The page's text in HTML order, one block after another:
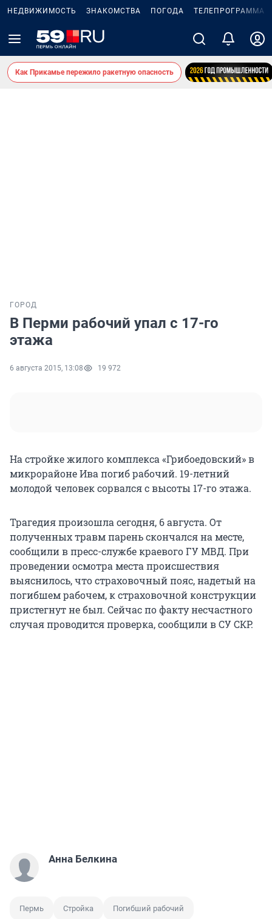
НЕДВИЖИМОСТЬ ЗНАКОМСТВА ПОГОДА ТЕЛЕПРОГРАММА
Как Прикамье пережило ракетную опасность
ГОРОД
В Перми рабочий упал с 17-го
этажа
6 августа 2015, 13:08 19 972
На стройке жилого комплекса «Грибоедовский» в
микрорайоне Ива погиб рабочий. 19-летний
молодой человек сорвался с высоты 17-го этажа.
Трагедия произошла сегодня, 6 августа. От
полученных травм парень скончался на месте,
сообщили в пресс-службе краевого ГУ МВД. При
проведении осмотра места происшествия
выяснилось, что страховочный пояс, надетый на
погибшем рабочем, к страховочной конструкции
пристегнут не был. Сейчас по факту несчастного
случая проводится проверка, сообщили в СУ СКР.
Анна Белкина
Пермь Стройка Погибший рабочий